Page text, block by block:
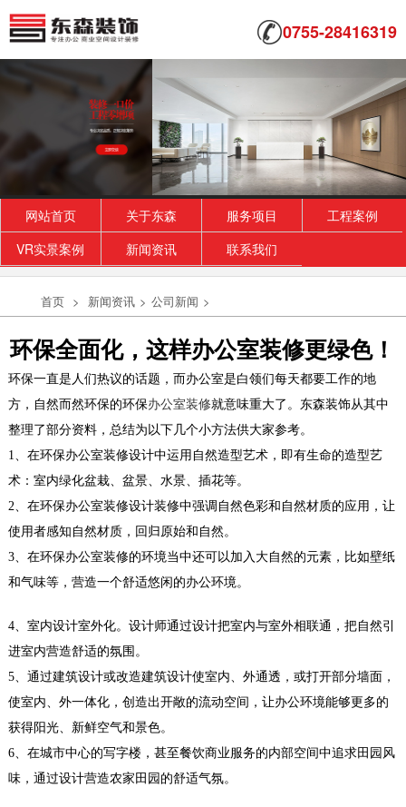
0755-28416319
网站首页 关于东森 服务项目
工程案例
VR实景案例
新闻资讯 联系我们
首页 > 新闻资讯 > 公司新闻 >
环保全面化，这样办公室装修更绿色！
环保一直是人们热议的话题，而办公室是白领们每天都要工作的地
方，自然而然环保的环保办公室装修就意味重大了。东森装饰从其中
整理了部分资料，总结为以下几个小方法供大家参考。
1、在环保办公室装修设计中运用自然造型艺术，即有生命的造型艺
术：室内绿化盆栽、盆景、水景、插花等。
2、在环保办公室装修设计装修中强调自然色彩和自然材质的应用，让
使用者感知自然材质，回归原始和自然。
3、在环保办公室装修的环境当中还可以加入大自然的元素，比如壁纸
和气味等，营造一个舒适悠闲的办公环境。
4、室内设计室外化。设计师通过设计把室内与室外相联通，把自然引
进室内营造舒适的氛围。
5、通过建筑设计或改造建筑设计使室内、外通透，或打开部分墙面，
使室内、外一体化，创造出开敞的流动空间，让办公环境能够更多的
获得阳光、新鲜空气和景色。
6、在城市中心的写字楼，甚至餐饮商业服务的内部空间中追求田园风
味，通过设计营造农家田园的舒适气氛。
厂家新办公室装修